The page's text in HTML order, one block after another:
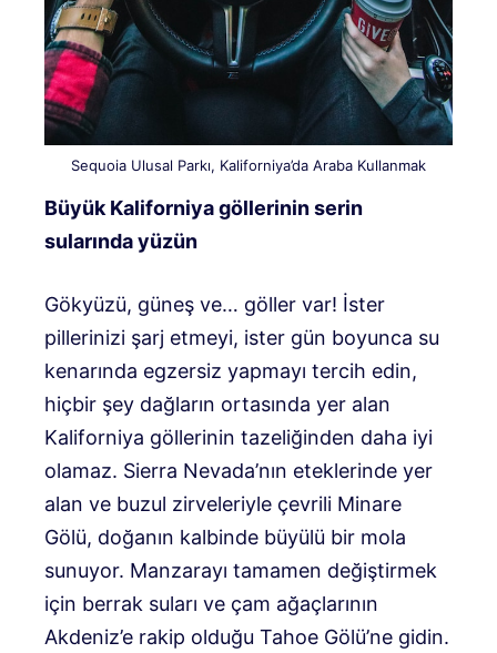
Sequoia Ulusal Parkı, Kaliforniya’da Araba Kullanmak
Büyük Kaliforniya göllerinin serin
sularında yüzün
Gökyüzü, güneş ve… göller var! İster
pillerinizi şarj etmeyi, ister gün boyunca su
kenarında egzersiz yapmayı tercih edin,
hiçbir şey dağların ortasında yer alan
Kaliforniya göllerinin tazeliğinden daha iyi
olamaz. Sierra Nevada’nın eteklerinde yer
alan ve buzul zirveleriyle çevrili Minare
Gölü, doğanın kalbinde büyülü bir mola
sunuyor. Manzarayı tamamen değiştirmek
için berrak suları ve çam ağaçlarının
Akdeniz’e rakip olduğu Tahoe Gölü’ne gidin.